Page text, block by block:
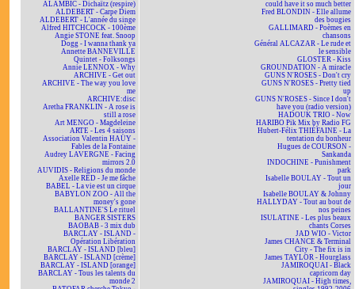
ALAMBIC - Dichaïtz (respire)
ALDEBERT - Carpe Diem
ALDEBERT - L'année du singe
Alfred HITCHCOCK - 100ème
Angie STONE feat. Snoop
Dogg - I wanna thank ya
Annette BANNEVILLE
Quintet - Folksongs
Annie LENNOX - Why
ARCHIVE - Get out
ARCHIVE - The way you love
me
ARCHIVE:disc
Aretha FRANKLIN - A rose is
still a rose
Art MENGO - Magdeleine
ARTE - Les 4 saisons
Association Valentin HAÜY -
Fables de la Fontaine
Audrey LAVERGNE - Facing
mirrors 2.0
AUVIDIS - Religions du monde
Axelle RED - Je me fâche
BABEL - La vie est un cirque
BABYLON ZOO - All the
money's gone
BALLANTINE'S Le rituel
BANGER SISTERS
BAOBAB - 3 mix dub
BARCLAY - ISLAND -
Opération Libération
BARCLAY - ISLAND [bleu]
BARCLAY - ISLAND [crème]
BARCLAY - ISLAND [orange]
BARCLAY - Tous les talents du
monde 2
could have it so much better
Fred BLONDIN - Elle allume
des bougies
GALLIMARD - Poèmes en
chansons
Général ALCAZAR - Le rude et
le sensible
GLOSTER - Kiss
GROUNDATION - A miracle
GUNS N'ROSES - Don't cry
GUNS N'ROSES - Pretty tied
up
GUNS N'ROSES - Since I don't
have you (radio version)
HADOUK TRIO - Now
HARIBO Pik Mix by Radio FG
Hubert-Félix THIÉFAINE - La
tentation du bonheur
Hugues de COURSON -
Sankanda
INDOCHINE - Punishment
park
Isabelle BOULAY - Tout un
jour
Isabelle BOULAY & Johnny
HALLYDAY - Tout au bout de
nos peines
ISULATINE - Les plus beaux
chants Corses
JAD WIO - Victor
James CHANCE & Terminal
City - The fix is in
James TAYLOR - Hourglass
JAMIROQUAI - Black
capricorn day
JAMIROQUAI - High times,